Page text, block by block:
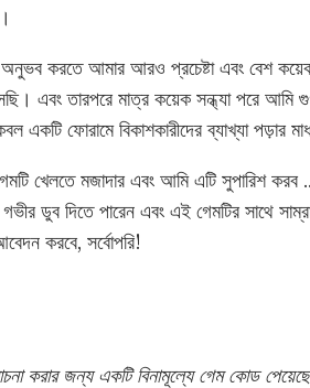
করতে আমার আরও প্রচেষ্টা এবং বেশ
এবং তারপরে মাত্র কয়েক সন্ধ্যা পরে আমি
একটি ফোরামে বিকাশকারীদের ব্যাখ্যা পড়ার
খেলতে মজাদার এবং আমি এটি সুপারিশ
ডুব দিতে পারেন এবং এই গেমটির সাথে
করবে, সর্বোপরি!
করার জন্য একটি বিনামূল্যে গেম কোড